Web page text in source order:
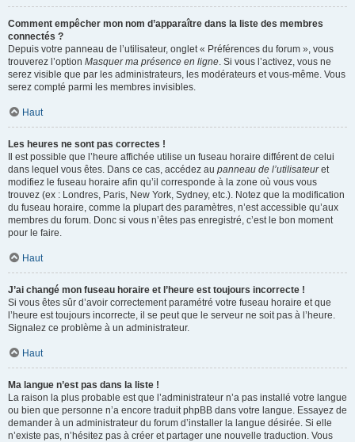
Comment empêcher mon nom d’apparaître dans la liste des membres
connectés ?
Depuis votre panneau de l’utilisateur, onglet « Préférences du forum », vous
trouverez l’option Masquer ma présence en ligne. Si vous l’activez, vous ne
serez visible que par les administrateurs, les modérateurs et vous-même. Vous
serez compté parmi les membres invisibles.
Haut
Les heures ne sont pas correctes !
Il est possible que l’heure affichée utilise un fuseau horaire différent de celui
dans lequel vous êtes. Dans ce cas, accédez au panneau de l’utilisateuret
modifiez le fuseau horaire afin qu’il corresponde à la zone où vous vous
trouvez (ex : Londres, Paris, New York, Sydney, etc.). Notez que la modification
du fuseau horaire, comme la plupart des paramètres, n’est accessible qu’aux
membres du forum. Donc si vous n’êtes pas enregistré, c’est le bon moment
pour le faire.
Haut
J’ai changé mon fuseau horaire et l’heure est toujours incorrecte !
Si vous êtes sûr d’avoir correctement paramétré votre fuseau horaire et que
l’heure est toujours incorrecte, il se peut que le serveur ne soit pas à l’heure.
Signalez ce problème à un administrateur.
Haut
Ma langue n’est pas dans la liste !
La raison la plus probable est que l’administrateur n’a pas installé votre langue
ou bien que personne n’a encore traduit phpBB dans votre langue. Essayez de
demander à un administrateur du forum d’installer la langue désirée. Si elle
n’existe pas, n’hésitez pas à créer et partager une nouvelle traduction. Vous